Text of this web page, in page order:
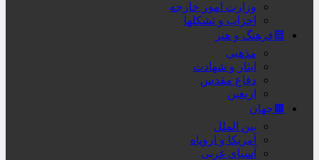
وزارت امور خارجه
احزاب و تشکلها
🟦فرهنگ و هنر
مذهبی
ایثار و شهادت
دفاع مقدس
اربعین
🟫جهان
بین الملل
آمریکا و اروپاه
آسیای غربی